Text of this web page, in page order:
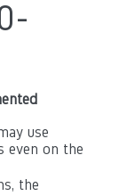
use
even on the
the